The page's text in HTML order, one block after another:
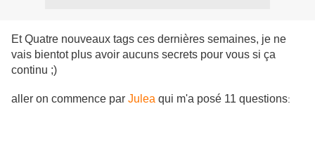
Et Quatre nouveaux tags ces dernières semaines, je ne
vais bientot plus avoir aucuns secrets pour vous si ça
continu ;)
aller on commence par Julea qui m'a posé 11 questions: